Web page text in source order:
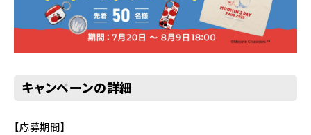
キャンペーンの詳細
【応募期間】